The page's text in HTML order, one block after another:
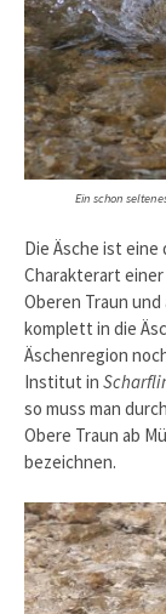
Ein schon
Die Äsche ist
Charakterart
Oberen Traun
komplett in die
Äschenregion
Institut in
so muss man
Obere Traun ab
bezeichnen.